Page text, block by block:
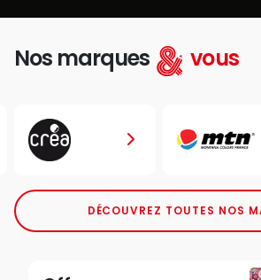
Nos marques vous
DÉCOUVREZ TOUTES NOS